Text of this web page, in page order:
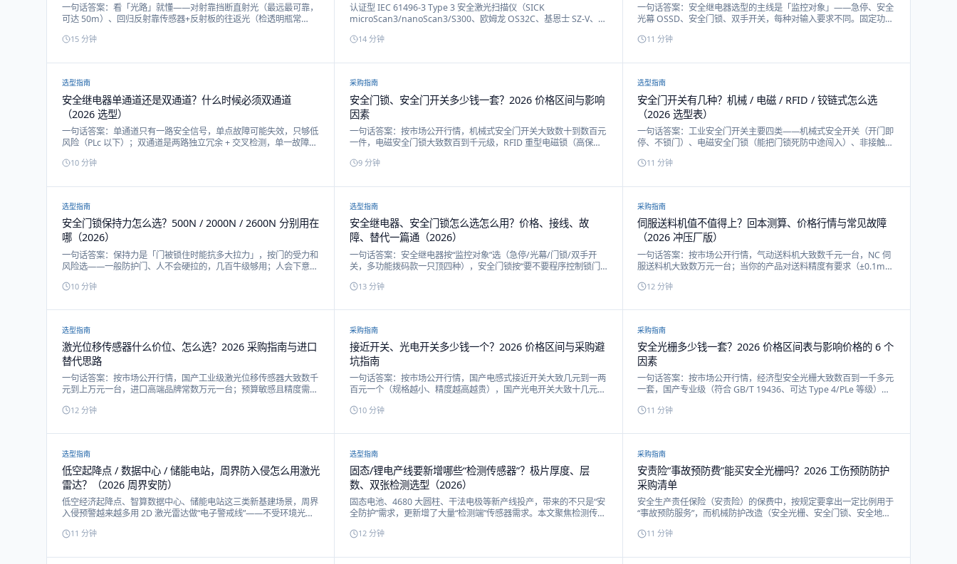
一句话答案：看「光路」就懂——对射靠挡断直射光（最远最可靠，
可达 50m）、回归反射靠传感器+反射板的往返光（检透明瓶常
制 BGS 靠三角测距按距离设阈值（屏蔽背景、不怕颜色反光）。本
讲透怎么选。
15 分钟
认证型 IEC 61496-3 Type 3 安全激光扫描仪（SICK
microScan3/nanoScan3/S300、欧姆龙 OS32C、基恩士 SZ-V、劳
LiDAR 的诚实对照：DLD 适合 AGV/AMR 避障与非安全周界，不能
14 分钟
一句话答案：安全继电器选型的主线是「监控对象」——急停、安全
光幕 OSSD、安全门锁、双手开关，每种对输入要求不同。固定功能
监控模式，备件最省。再按通道、触点数、复位方式、安全类别细
11 分钟
选型指南
安全继电器单通道还是双通道？什么时候必须双通道
（2026 选型）
一句话答案：单通道只有一路安全信号，单点故障可能失效，只够低
风险（PLc 以下）；双通道是两路独立冗余 + 交叉检测，单一故障仍
门、光幕）都要双通道。本文讲清两者区别、怎么判断必须双通道。
10 分钟
采购指南
安全门锁、安全门开关多少钱一套？2026 价格区间与影响
因素
一句话答案：按市场公开行情，机械式安全门开关大致数十到数百元
一件，电磁安全门锁大致数百到千元级，RFID 重型电磁锁（高保持
牌通常数倍于国产。本文给价格区间表与 6 个影响价格的因素。
9 分钟
选型指南
安全门开关有几种？机械 / 电磁 / RFID / 铰链式怎么选
（2026 选型表）
一句话答案：工业安全门开关主要四类——机械式安全开关（开门即
停、不锁门）、电磁安全门锁（能把门锁死防中途闯入）、非接触
开关（装在门轴）。先按「要不要锁门」分大类，再按风险与工况细
11 分钟
选型指南
安全门锁保持力怎么选？500N / 2000N / 2600N 分别用在
哪（2026）
一句话答案：保持力是「门被锁住时能抗多大拉力」，按门的受力和
风险选——一般防护门、人不会硬拉的，几百牛级够用；人会下意识
PL 安全等级是两个维度，别混。本文讲清怎么估算、怎么配 PL 等
10 分钟
选型指南
安全继电器、安全门锁怎么选怎么用？价格、接线、故
障、替代一篇通（2026）
一句话答案：安全继电器按“监控对象”选（急停/光幕/门锁/双手开
关，多功能拨码款一只顶四种），安全门锁按“要不要程序控制锁门”
全回路核心件的价格行情、接线要点、故障排查与进口替代一次讲
13 分钟
采购指南
伺服送料机值不值得上？回本测算、价格行情与常见故障
（2026 冲压厂版）
一句话答案：按市场公开行情，气动送料机大致数千元一台，NC 伺
服送料机大致数万元一台；当你的产品对送料精度有要求（±0.1mm
把差价赚回来。本文给回本测算方法、价格构成与两类送料机的常见
12分钟
选型指南
激光位移传感器什么价位、怎么选？2026 采购指南与进口
替代思路
一句话答案：按市场公开行情，国产工业级激光位移传感器大致数千
元到上万元一台，进口高端品牌常数万元一台；预算敏感且精度需求
角测距 vs TOF 怎么选、价格构成、五个采购决策点与进口替代验证
12 分钟
采购指南
接近开关、光电开关多少钱一个？2026 价格区间与采购避
坑指南
一句话答案：按市场公开行情，国产电感式接近开关大致几元到一两
百元一个（规格越小、精度越高越贵），国产光电开关大致十几元到
本文给出分规格价格区间表与 8 条采购避坑清单。
10 分钟
采购指南
安全光栅多少钱一套？2026 价格区间表与影响价格的 6 个
因素
一句话答案：按市场公开行情，经济型安全光栅大致数百到一千多元
一套，国产专业级（符合 GB/T 19436、可达 Type 4/PLe 等级）大
表、6 个加价因素、按预算选型建议与询价清单。
11 分钟
选型指南
低空起降点 / 数据中心 / 储能电站，周界防入侵怎么用激光
雷达？（2026 周界安防）
低空经济起降点、智算数据中心、储能电站这三类新基建场景，周界
入侵预警越来越多用 2D 激光雷达做“电子警戒线”——不受环境光影
经认证的安全激光扫描仪，用于入侵预警而非人身安全停机。本文给
11 分钟
选型指南
固态/锂电产线要新增哪些“检测传感器”？极片厚度、层
数、双张检测选型（2026）
固态电池、4680 大圆柱、干法电极等新产线投产，带来的不只是“安
全防护”需求，更新增了大量“检测端”传感器需求。本文聚焦检测传感
位）、光纤（叠片层数/双张/到位），给出按工位的选型对照与决策
12 分钟
采购指南
安责险“事故预防费”能买安全光栅吗？2026 工伤预防防护
采购清单
安全生产责任保险（安责险）的保费中，按规定要拿出一定比例用于
“事故预防服务”，而机械防护改造（安全光栅、安全门锁、安全地
（2026—2030）》，冲压、机械加工等企业正迎来一轮安全防护改
11 分钟